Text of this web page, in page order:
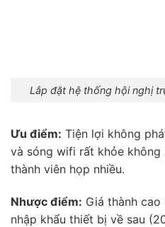
Lắp đặt hệ thống hội nghị
Ưu điểm: Tiện lợi không
và sóng wifi rất khỏe
thành viên họp nhiều.
Nhược điểm: Giá thành
nhập khẩu thiết bị về sau